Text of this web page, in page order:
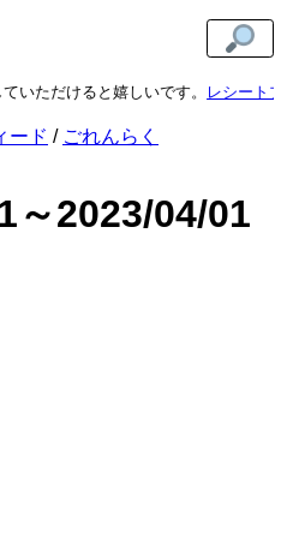
いただけると嬉しいです。 レシートプ
ード ごれんらく
～2023/04/01